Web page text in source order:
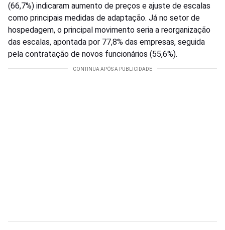
(66,7%) indicaram aumento de preços e ajuste de escalas
como principais medidas de adaptação. Já no setor de
hospedagem, o principal movimento seria a reorganização
das escalas, apontada por 77,8% das empresas, seguida
pela contratação de novos funcionários (55,6%).